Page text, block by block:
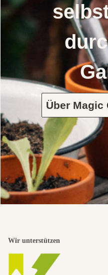
Über Magic
Wir unterstützen